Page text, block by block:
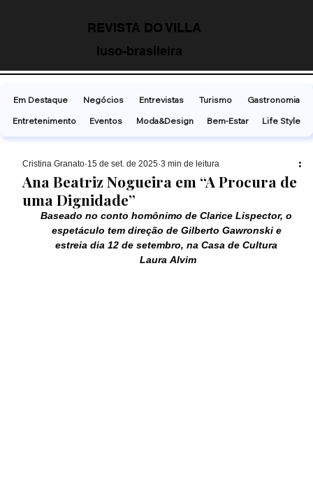
REVISTA DO VILLA
luso-brasileira
Ana Beatriz Nogueira em “A Procura de
uma Dignidade”
Cristina Granato 15 de set. de 2025 3 min de leitura
Baseado no conto homônimo de Clarice Lispector, o
espetáculo tem direção de Gilberto Gawronski e
estreia dia 12 de setembro, na Casa de Cultura
Laura Alvim
Em Destaque Negócios Entrevistas Turismo
Gastronomia
Entretenimento
Eventos Moda&Design Bem-Estar Life Style